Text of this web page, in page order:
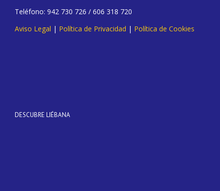
Teléfono: 942 730 726 / 606 318 720
Aviso Legal | Política de Privacidad | Política de Cookies
DESCUBRE LIÉBANA